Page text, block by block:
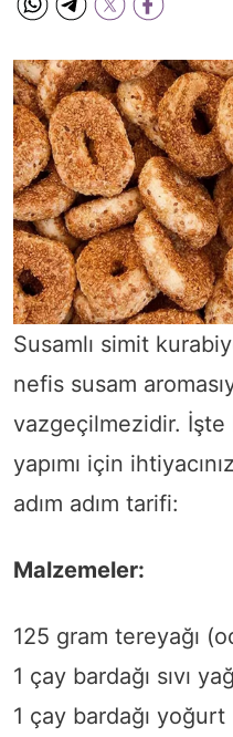
Susamlı simit
nefis susam
vazgeçilmezidir.
yapımı için
adım adım tarifi:
Malzemeler:
125 gram tereyağı
1 çay bardağı sıvı yağ
1 çay bardağı yoğurt